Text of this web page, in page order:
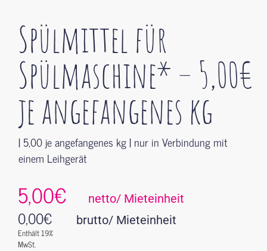
Spülmittel für
Spülmaschine* – 5,00€
je angefangenes kg
| 5,00 je angefangenes kg | nur in Verbindung mit
einem Leihgerät
5,00€ netto/ Mieteinheit
0,00€
Enthält 19%
MwSt.
brutto/ Mieteinheit